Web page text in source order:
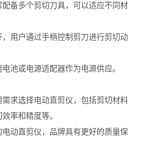
备多个剪切刀具，可以适应不同材
用户通过手柄控制剪刀进行剪切动
或电源适配器作为电源供应。
求选择电动直剪仪，包括剪切材料
率和精度等。
动直剪仪，品牌具有更好的质量保